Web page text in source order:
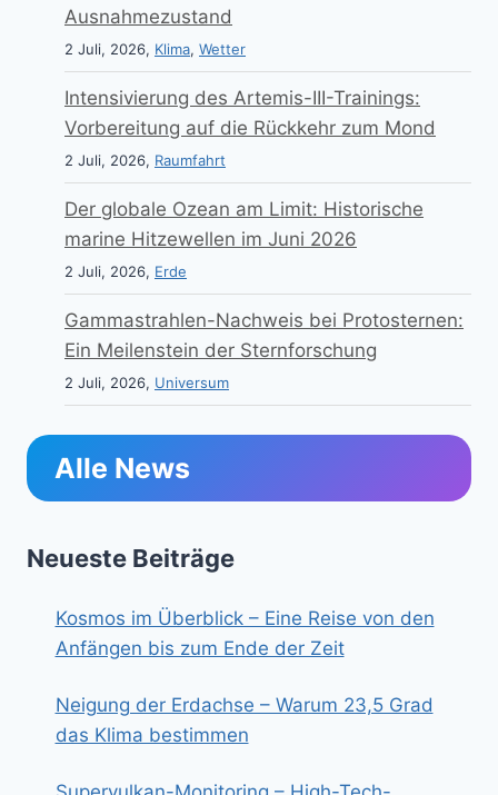
Ausnahmezustand
2 Juli, 2026, Klima, Wetter
Intensivierung des Artemis-III-Trainings:
Vorbereitung auf die Rückkehr zum Mond
2 Juli, 2026, Raumfahrt
Der globale Ozean am Limit: Historische
marine Hitzewellen im Juni 2026
2 Juli, 2026, Erde
Gammastrahlen-Nachweis bei Protosternen:
Ein Meilenstein der Sternforschung
2 Juli, 2026, Universum
Alle News
Neueste Beiträge
Kosmos im Überblick – Eine Reise von den
Anfängen bis zum Ende der Zeit
Neigung der Erdachse – Warum 23,5 Grad
das Klima bestimmen